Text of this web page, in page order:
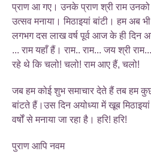
प्राण आ गए। उनके प्राण श्री राम उनको
उत्सव मनाया। मिठाइयां बांटी। हम अब
लगभग दस लाख वर्ष पूर्व आज के ही दिन
... राम यहाँ हैं। राम.. राम... जय श्री
रहे थे कि चलो! चलो! राम आए हैं, चलो!
जब हम कोई शुभ समाचार देते हैं तब हम
बांटते हैं।उस दिन अयोध्या में खूब
वर्षों से मनाया जा रहा है। हरि! हरि!
पुराण आपि नवम